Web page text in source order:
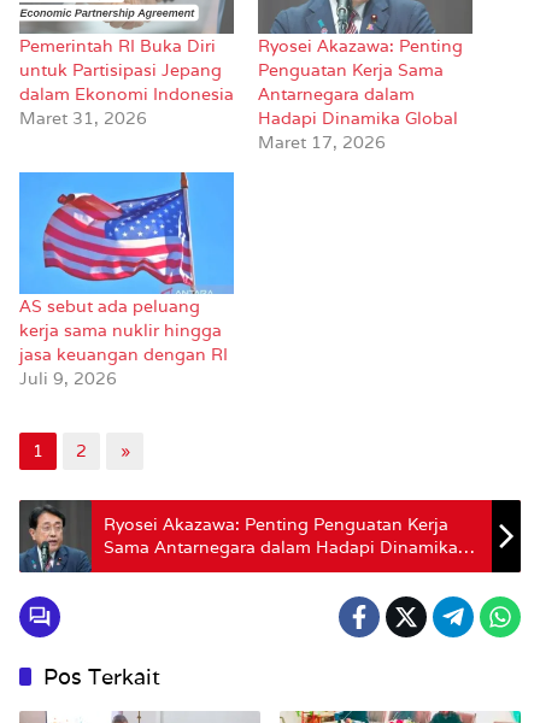
Pemerintah RI Buka Diri
untuk Partisipasi Jepang
dalam Ekonomi Indonesia
Maret 31, 2026
Ryosei Akazawa: Penting
Penguatan Kerja Sama
Antarnegara dalam
Hadapi Dinamika Global
Maret 17, 2026
AS sebut ada peluang
kerja sama nuklir hingga
jasa keuangan dengan RI
Juli 9, 2026
1 2 »
Ryosei Akazawa: Penting Penguatan Kerja
Sama Antarnegara dalam Hadapi Dinamika
Global
Pos Terkait